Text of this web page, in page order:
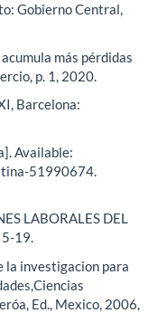
Gobierno Central,
más pérdidas
p. 1, 2020.
Barcelona:
Available:
51990674.
LABORALES DEL
5-19.
la investigacion para
Ed., Mexico, 2006,